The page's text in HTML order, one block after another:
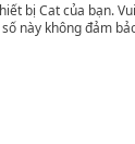
bị Cat của bạn.
này không đảm